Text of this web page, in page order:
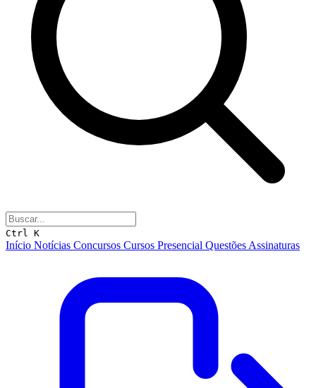
Ctrl K
Início Notícias Concursos Cursos Presencial Questões Assinaturas